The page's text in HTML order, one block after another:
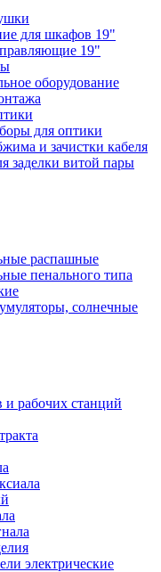
для шкафов 19"
19"
оборудование
для оптики
и зачистки кабеля
заделки витой пары
распашные
пенального типа
солнечные
рабочих станций
электрические